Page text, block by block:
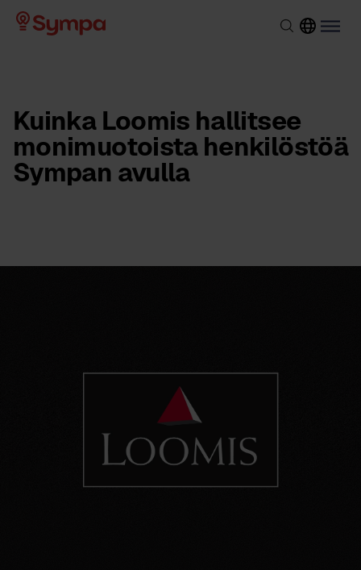
Kuinka Loomis hallitsee
monimuotoista henkilöstöä
Sympan avulla